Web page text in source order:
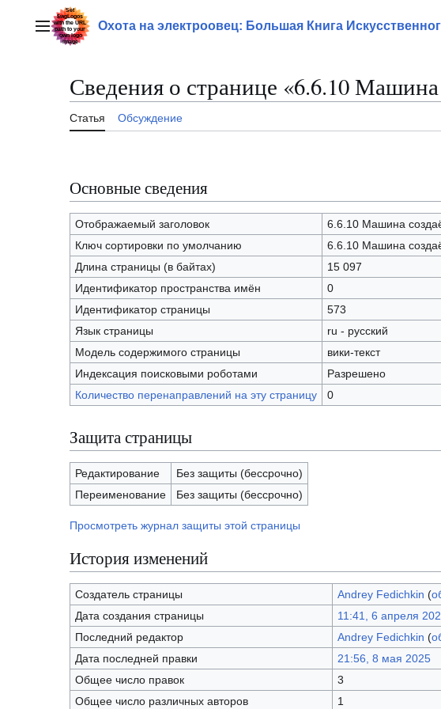
содержаниюГлавное менюОхота на электроовец: Большая Книга
Сведения о странице «6.6.10 Машина
Статья Обсуждение
Основные сведения
Отображаемый заголовок
6.6.10 Машина
Ключ сортировки по умолчанию
6.6.10 Машина
Длина страницы (в байтах)
15 097
Идентификатор пространства имён
0
Идентификатор страницы
573
Язык страницы
ru - русский
Модель содержимого страницы
вики-текст
Индексация поисковыми роботами
Разрешено
Количество перенаправлений на эту страницу
0
Защита страницы
Редактирование
Без защиты (бессрочно)
Переименование
Без защиты (бессрочно)
Просмотреть журнал защиты этой страницы
История изменений
Создатель страницы Andrey Fedichkin (
Дата создания страницы
11:41, 6 апреля
Последний редактор
Andrey Fedichkin (
Дата последней правки
21:56, 8 мая 2025
Общее число правок
3
Общее число различных авторов
1